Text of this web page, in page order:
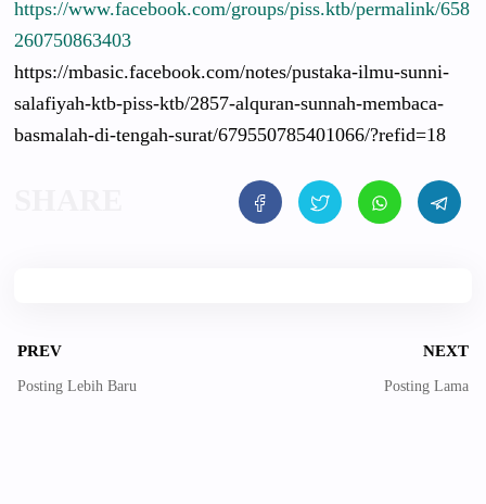
https://www.facebook.com/groups/piss.ktb/permalink/658
260750863403
https://mbasic.facebook.com/notes/pustaka-ilmu-sunni-
salafiyah-ktb-piss-ktb/2857-alquran-sunnah-membaca-
basmalah-di-tengah-surat/679550785401066/?refid=18
PREV
Posting Lebih Baru
NEXT
Posting Lama